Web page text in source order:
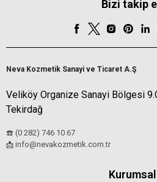
Bizi takip
Neva Kozmetik Sanayi ve Ticaret A.Ş
Veliköy Organize Sanayi Bölgesi
Tekirdağ
☎️ (0 282) 746 10 67
📩 info@nevakozmetik.com.tr
Kurumsal